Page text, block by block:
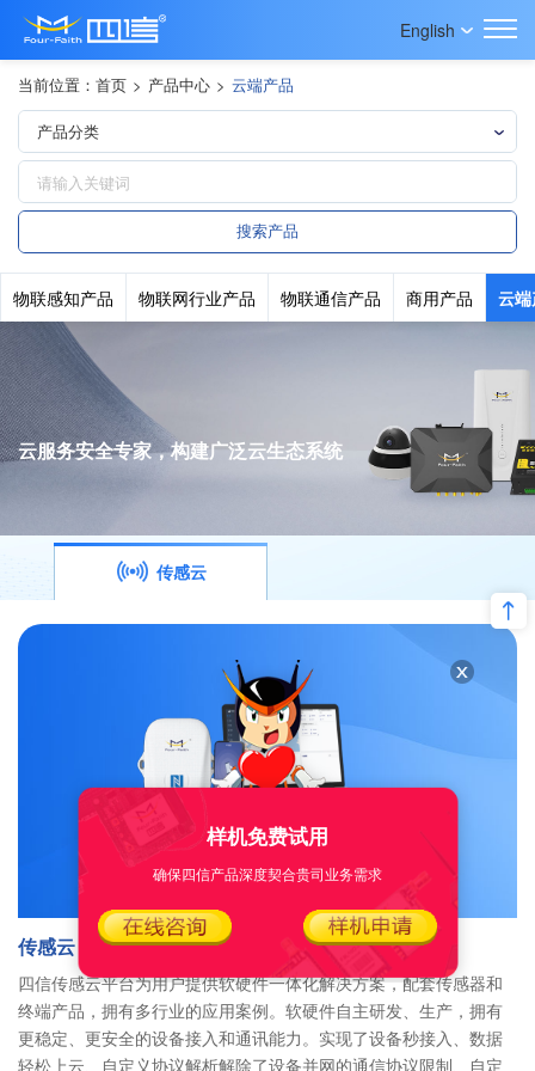
English
当前位置： 首页 > 产品中心 > 云端产品
物联感知产品 物联网行业产品 物联通信产品 商用产品 云
云服务安全专家，构建广泛云生态系统
传感云
传感云
四信传感云平台为用户提供软硬件一体化解决方案，配套传感器和
终端产品，拥有多行业的应用案例。软硬件自主研发、生产，拥有
更稳定、更安全的设备接入和通讯能力。实现了设备秒接入、数据
轻松上云、自定义协议解析解除了设备并网的通信协议限制、自定
样机免费试用
确保四信产品深度契合贵司业务需求